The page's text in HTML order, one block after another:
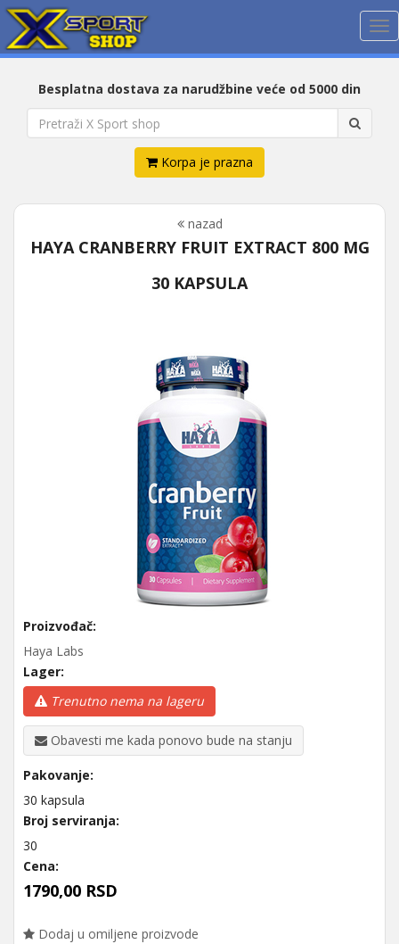
Besplatna dostava za narudžbine veće od 5000 din
Korpa je prazna
nazad
HAYA CRANBERRY FRUIT EXTRACT 800 MG
30 KAPSULA
Proizvođač:
Haya Labs
Lager:
Trenutno nema na lageru
Obavesti me kada ponovo bude na stanju
Pakovanje:
30 kapsula
Broj serviranja:
30
Cena:
1790,00 RSD
Dodaj u omiljene proizvode